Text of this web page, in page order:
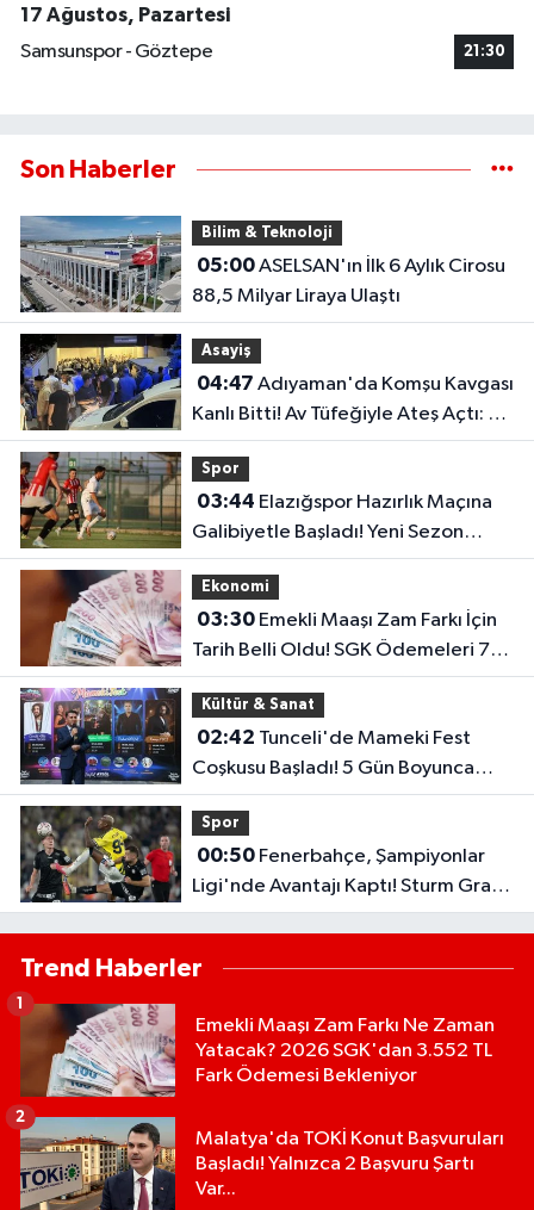
17 Ağustos, Pazartesi
Samsunspor - Göztepe
21:30
Son Haberler
Bilim & Teknoloji
05:00ASELSAN'ın İlk 6 Aylık Cirosu
88,5 Milyar Liraya Ulaştı
Asayiş
04:47
Kanlı Bitti! Av Tüfeğiyle Ateş Açtı: 1
Ölü, 1 Yaralı
Spor
03:44
Galibiyetle Başladı! Yeni Sezon
Öncesi Umut Veren Performans
Ekonomi
03:30Emekli Maaşı Zam Farkı İçin
Tarih Belli Oldu! SGK Ödemeleri 7
Ağustos'ta Başlıyor
Kültür & Sanat
02:42
Coşkusu Başladı! 5 Gün Boyunca
Etkinlikler Düzenlenecek
Spor
00:50Fenerbahçe, Şampiyonlar
Ligi'nde Avantajı Kaptı! Sturm Graz'ı
2-0 Mağlup Etti
Trend Haberler
Emekli Maaşı Zam Farkı Ne Zaman
Yatacak? 2026 SGK'dan 3.552 TL
Fark Ödemesi Bekleniyor
1
Malatya'da TOKİ Konut Başvuruları
Başladı! Yalnızca 2 Başvuru Şartı
Var...
2